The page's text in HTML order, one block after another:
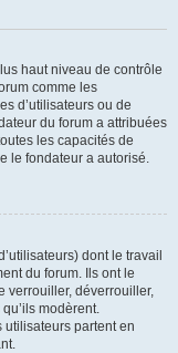
haut niveau de contrôle
comme les
d’utilisateurs ou de
du forum a attribuées
les capacités de
le fondateur a autorisé.
dont le travail
du forum. Ils ont le
verrouiller, déverrouiller,
modèrent.
partent en